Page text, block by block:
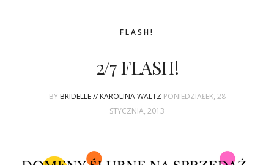
FLASH!
2/7 FLASH!
BY BRIDELLE // KAROLINA WALTZ PONIEDZIAŁEK, 28
STYCZNIA, 2013